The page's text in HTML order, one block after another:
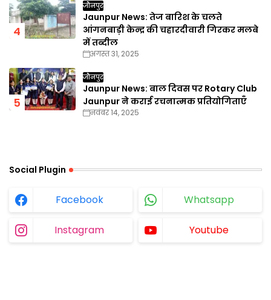
जौनपुर
Jaunpur News: तेज बारिश के चलते
आंगनबाड़ी केन्द्र की चहारदीवारी गिरकर मलबे
में तब्दील
अगस्त 31, 2025
जौनपुर
Jaunpur News: बाल दिवस पर Rotary Club
Jaunpur ने कराई रचनात्मक प्रतियोगिताएँ
नवंबर 14, 2025
Social Plugin
Facebook Whatsapp
Instagram Youtube